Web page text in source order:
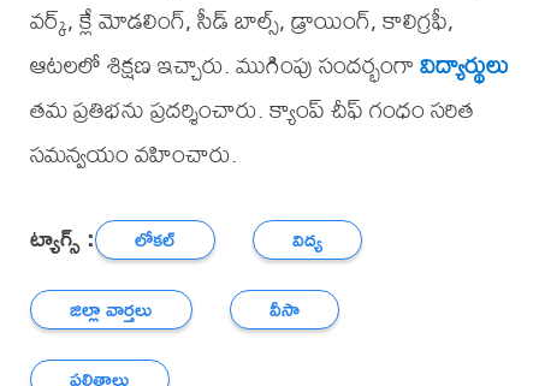
వర్క్, క్లే మోడలింగ్, సీడ్ బాల్స్, డ్రాయింగ్, కాలిగ్రఫీ,
ఆటలలో శిక్షణ ఇచ్చారు. ముగింపు సందర్భంగావిద్యార్థులు
తమ ప్రతిభను ప్రదర్శించారు. క్యాంప్ చీఫ్ గంధం సరిత
సమన్వయం వహించారు.
ట్యాగ్స్ : లోకల్
విద్య
జిల్లా వార్తలు
వీసా
ఫలితాలు